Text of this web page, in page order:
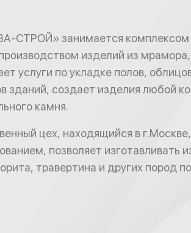
СТРОЙ» занимается комплексом
изделий из
услуги по укладке полов,
зданий, создает изделия любой
камня.
цех, находящийся в
позволяет изготавливать
травертина и других пород